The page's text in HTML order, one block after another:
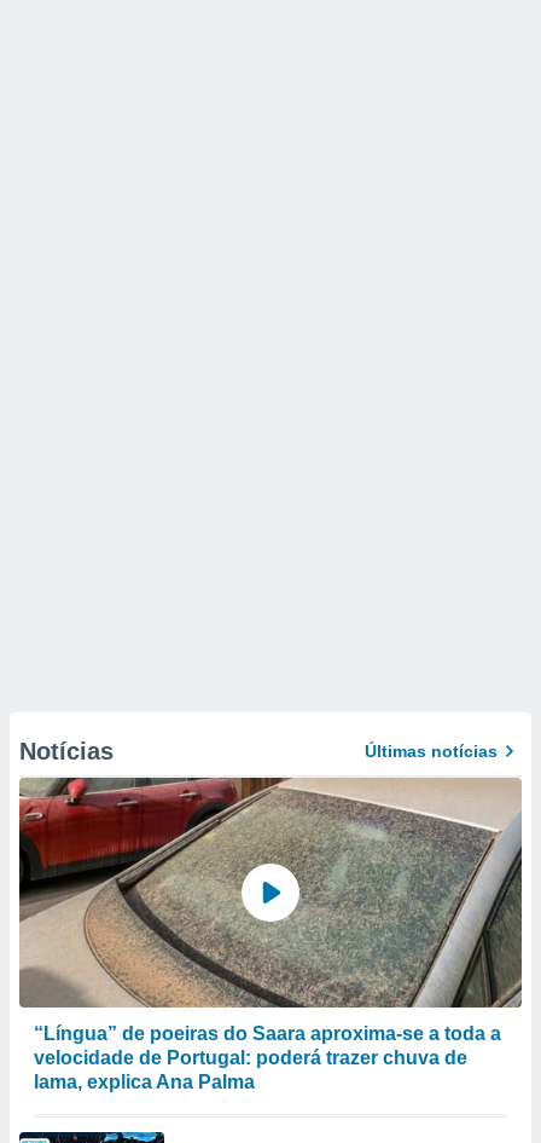
Notícias Últimas notícias
“Língua” de poeiras do Saara aproxima-se a toda a
velocidade de Portugal: poderá trazer chuva de
lama, explica Ana Palma